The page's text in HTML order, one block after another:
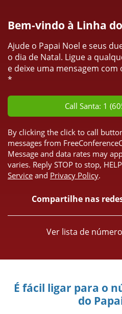
Bem-vindo à Linha
Ajude o Papai Noel e seus
o dia de Natal. Ligue a
e deixe uma mensagem com
*
Call Santa: 1
By clicking the click to call
messages from
Message and data rates may
varies. Reply STOP to stop,
Service and Privacy Policy.
Compartilhe nas
Ver lista de
É fácil ligar para o
do